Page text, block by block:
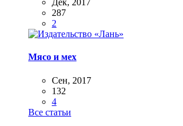
Дек, 2017
287
2
Мясо и мех
Сен, 2017
132
4
Все статьи